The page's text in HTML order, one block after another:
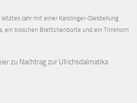
letztes Jahr mit einer Karolinger-Darstellung
ein bisschen Brettchenborte und ein Trinkhorn
zu Nachtrag zur Ulrichsdalmatika